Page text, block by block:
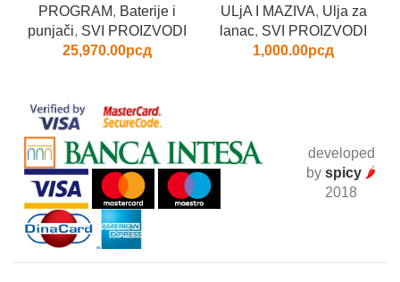
PROGRAM, Baterije i
punjači, SVI PROIZVODI
25,970.00рсд
ULjA I MAZIVA, Ulja za
lanac, SVI PROIZVODI
1,000.00рсд
developed
by spicy 🌶
2018